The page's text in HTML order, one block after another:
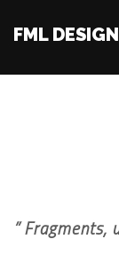
FML DESIGN
” Fragments,